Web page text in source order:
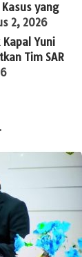
yang
2, 2026
Yuni
Tim SAR